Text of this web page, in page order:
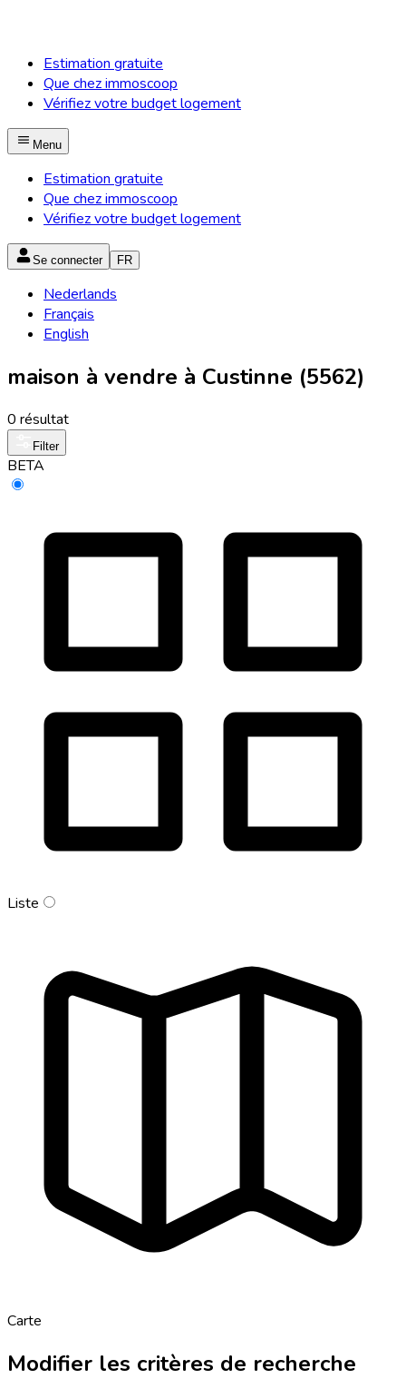
Estimation gratuite
Que chez immoscoop
Vérifiez votre budget logement
Menu
Estimation gratuite
Que chez immoscoop
Vérifiez votre budget logement
Se connecter FR
Nederlands
Français
English
maison à vendre à Custinne (5562)
0 résultat
Filter
BETA
Liste
Carte
Modifier les critères de recherche